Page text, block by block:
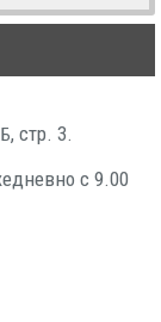
, стр. 3.
с 9.00